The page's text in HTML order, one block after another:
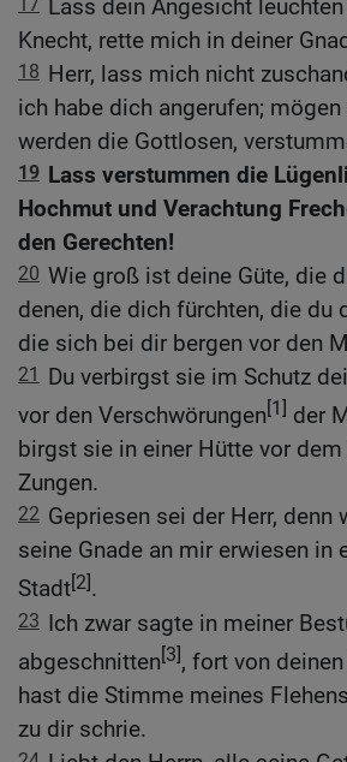
Lass dein Angesicht
Knecht, rette mich in deiner
18 Herr, lass mich nicht
ich habe dich angerufen; mögen
werden die Gottlosen,
19 Lass verstummen die
Hochmut und Verachtung
den Gerechten!
20 Wie groß ist deine Güte, die
denen, die dich fürchten, die du
die sich bei dir bergen vor den
21 Du verbirgst sie im Schutz
vor den Verschwörungen[1] der
birgst sie in einer Hütte vor dem
Zungen.
22 Gepriesen sei der Herr, denn
seine Gnade an mir erwiesen in
Stadt[2].
23 Ich zwar sagte in meiner
abgeschnitten[3], fort von
hast die Stimme meines
zu dir schrie.